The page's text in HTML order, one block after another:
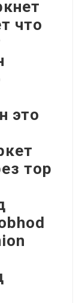
что
это
тор